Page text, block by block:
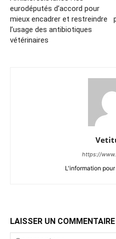
eurodéputés d’accord pour
mieux encadrer et restreindre
l’usage des antibiotiques
vétérinaires
https://
L'information
LAISSER UN COMMENTAIRE